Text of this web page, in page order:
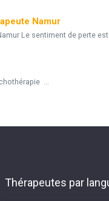
Namur
Le sentiment de perte
...
Thérapeutes par